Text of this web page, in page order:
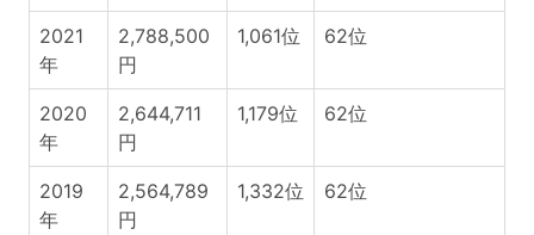
2021
年
2,788,500
円
1,061位 62位
2020
年
2,644,711
円
1,179位 62位
2019
年
2,564,789
円
1,332位 62位